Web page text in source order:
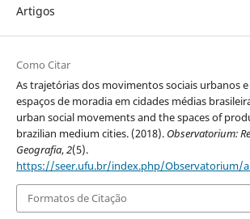
Artigos
Como Citar
As trajetórias dos movimentos sociais urbanos
espaços de moradia em cidades médias
urban social movements and the spaces of
brazilian medium cities. (2018). Observatorium:
Geografia,2(5).
https://seer.ufu.br/index.php/Observatorium/
Formatos de Citação